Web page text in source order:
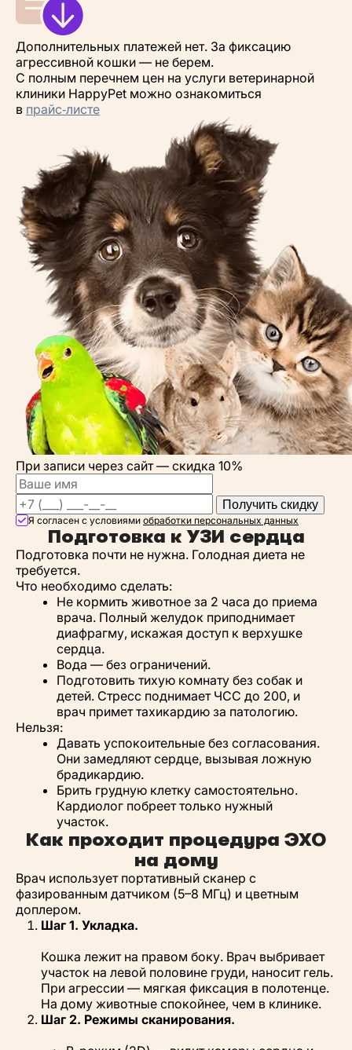
Дополнительных платежей нет. За фиксацию
агрессивной кошки — не берем.
С полным перечнем цен на услуги ветеринарной
клиники HappyPet можно ознакомиться
в прайс‑листе
При записи через сайт — скидка 10%
Получить скидку
Я согласен с условиями обработки персональных данных
Подготовка к УЗИ сердца
Подготовка почти не нужна. Голодная диета не
требуется.
Что необходимо сделать:
Не кормить животное за 2 часа до приема
врача. Полный желудок приподнимает
диафрагму, искажая доступ к верхушке
сердца.
Вода — без ограничений.
Подготовить тихую комнату без собак и
детей. Стресс поднимает ЧСС до 200, и
врач примет тахикардию за патологию.
Нельзя:
Давать успокоительные без согласования.
Они замедляют сердце, вызывая ложную
брадикардию.
Брить грудную клетку самостоятельно.
Кардиолог побреет только нужный
участок.
Как проходит процедура ЭХО
на дому
Врач использует портативный сканер с
фазированным датчиком (5–8 МГц) и цветным
доплером.
Шаг 1. Укладка.
Кошка лежит на правом боку. Врач выбривает
участок на левой половине груди, наносит гель.
При агрессии — мягкая фиксация в полотенце.
На дому животные спокойнее, чем в клинике.
Шаг 2. Режимы сканирования.